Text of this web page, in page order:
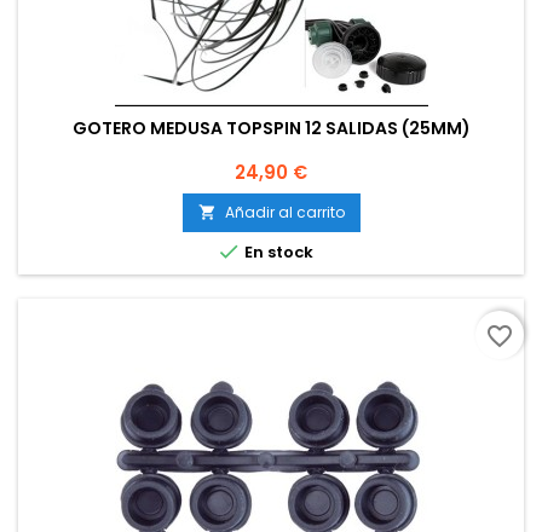
GOTERO MEDUSA TOPSPIN 12 SALIDAS (25MM)
Precio
24,90 €
 Añadir al carrito
 En stock
favorite_border